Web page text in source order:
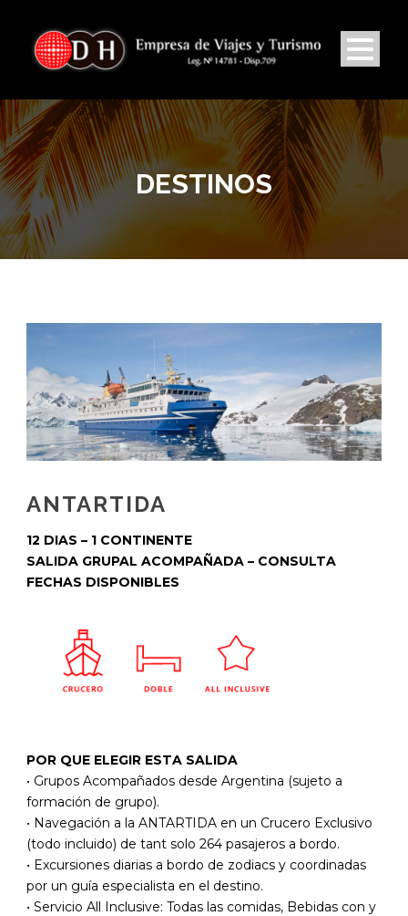
DESTINOS
ANTARTIDA
12 DIAS – 1 CONTINENTE
SALIDA GRUPAL ACOMPAÑADA – CONSULTA
FECHAS DISPONIBLES
POR QUE ELEGIR ESTA SALIDA
• Grupos Acompañados desde Argentina (sujeto a
formación de grupo).
• Navegación a la ANTARTIDA en un Crucero Exclusivo
(todo incluido) de tant solo 264 pasajeros a bordo.
• Excursiones diarias a bordo de zodiacs y coordinadas
por un guía especialista en el destino.
• Servicio All Inclusive: Todas las comidas, Bebidas con y